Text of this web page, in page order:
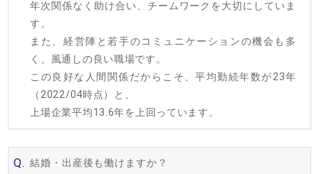
年次関係なく助け合い、チームワークを大切にしていま
す。
また、経営陣と若手のコミュニケーションの機会も多
く、風通しの良い職場です。
この良好な人間関係だからこそ、平均勤続年数が23年
（2022/04時点）と、
上場企業平均13.6年を上回っています。
Q. 結婚・出産後も働けますか？